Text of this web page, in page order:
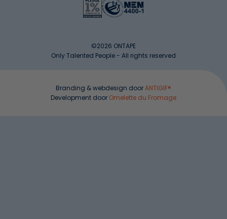
©2026 ONTAPE
Only Talented People - All rights reserved
Branding & webdesign doorANTIGIF®
Development door Omelette du Fromage